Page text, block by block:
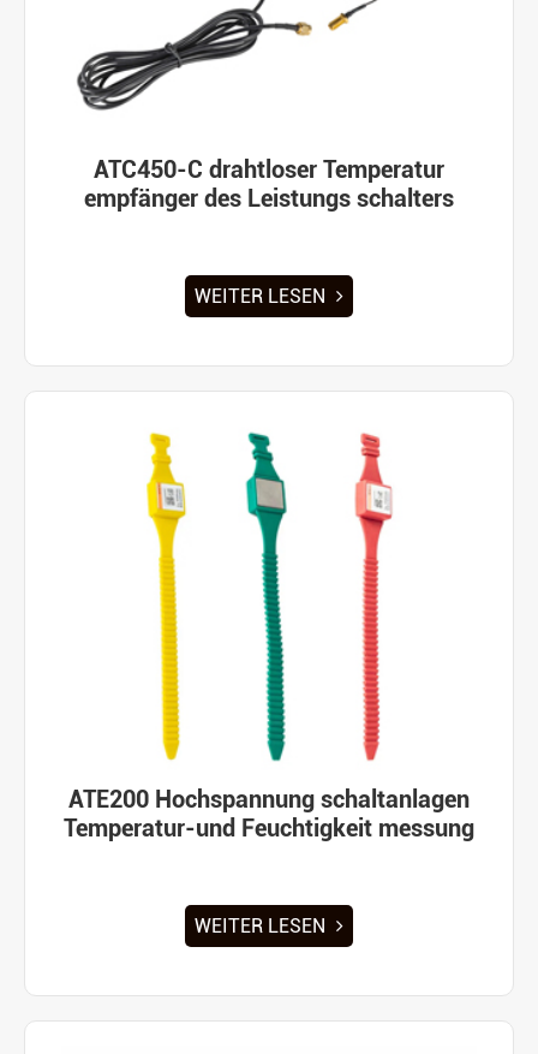
ATC450-C drahtloser Temperatur
empfänger des Leistungs schalters
WEITER LESEN
ATE200 Hochspannung schaltanlagen
Temperatur-und Feuchtigkeit messung
WEITER LESEN